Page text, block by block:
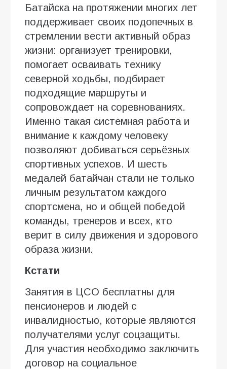
Батайска на протяжении многих лет
поддерживает своих подопечных в
стремлении вести активный образ
жизни: организует тренировки,
помогает осваивать технику
северной ходьбы, подбирает
подходящие маршруты и
сопровождает на соревнованиях.
Именно такая системная работа и
внимание к каждому человеку
позволяют добиваться серьёзных
спортивных успехов. И шесть
медалей батайчан стали не только
личным результатом каждого
спортсмена, но и общей победой
команды, тренеров и всех, кто
верит в силу движения и здорового
образа жизни.
Кстати
Занятия в ЦСО бесплатны для
пенсионеров и людей с
инвалидностью, которые являются
получателями услуг соцзащиты.
Для участия необходимо заключить
договор на социальное